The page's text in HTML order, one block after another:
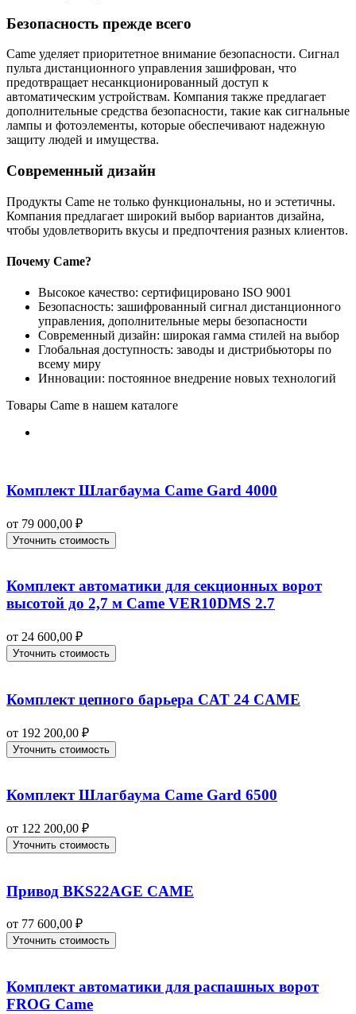
Безопасность прежде всего
Came уделяет приоритетное внимание безопасности. Сигнал
пульта дистанционного управления зашифрован, что
предотвращает несанкционированный доступ к
автоматическим устройствам. Компания также предлагает
дополнительные средства безопасности, такие как сигнальные
лампы и фотоэлементы, которые обеспечивают надежную
защиту людей и имущества.
Современный дизайн
Продукты Came не только функциональны, но и эстетичны.
Компания предлагает широкий выбор вариантов дизайна,
чтобы удовлетворить вкусы и предпочтения разных клиентов.
Почему Came?
Высокое качество: сертифицировано ISO 9001
Безопасность: зашифрованный сигнал дистанционного
управления, дополнительные меры безопасности
Современный дизайн: широкая гамма стилей на выбор
Глобальная доступность: заводы и дистрибьюторы по
всему миру
Инновации: постоянное внедрение новых технологий
Товары Came в нашем каталоге
Комплект Шлагбаума Came Gard 4000
от 79 000,00 ₽
Уточнить стоимость
Комплект автоматики для секционных ворот
высотой до 2,7 м Came VER10DMS 2.7
от 24 600,00 ₽
Уточнить стоимость
Комплект цепного барьера CAT 24 CAME
от 192 200,00 ₽
Уточнить стоимость
Комплект Шлагбаума Came Gard 6500
от 122 200,00 ₽
Уточнить стоимость
Привод BKS22AGE CAME
от 77 600,00 ₽
Уточнить стоимость
Комплект автоматики для распашных ворот
FROG Came